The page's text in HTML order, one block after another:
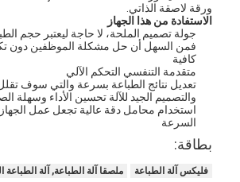
مسكن
منتجات
أشرطة فيديو
معلومات عنا
ورقة لاصقة الذاتي.
الاستفادة من هذا الجهاز
جولة تصميم الملحة، لا حاجة ليعتبر حجم
فمن السهل أن حل مشكلة الموظفين دون
كافية
متقدمة التنفسي التحكم الآلي
تعديل نتائج الطباعة بسرعة والتي سوف
والتصميم الجيد للآلة تحسين الأداء وسهلة
استخدام محامل دقة عالية تجعل عمل
السرعة
بطاقة:
فليكس آلة الطباعة
ملصقا آلة الطباعة, آلة الطباعة